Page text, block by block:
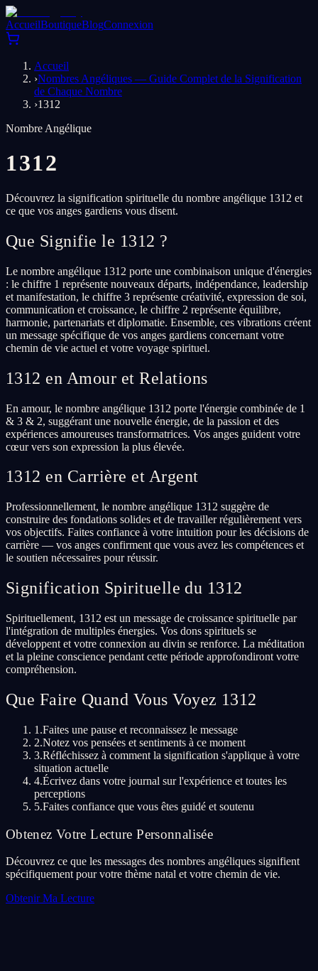
AccueilBoutiqueBlogConnexion
Accueil
›Nombres Angéliques — Guide Complet de la Signification
de Chaque Nombre
›1312
Nombre Angélique
1312
Découvrez la signification spirituelle du nombre angélique 1312 et
ce que vos anges gardiens vous disent.
Que Signifie le 1312 ?
Le nombre angélique 1312 porte une combinaison unique d'énergies
: le chiffre 1 représente nouveaux départs, indépendance, leadership
et manifestation, le chiffre 3 représente créativité, expression de soi,
communication et croissance, le chiffre 2 représente équilibre,
harmonie, partenariats et diplomatie. Ensemble, ces vibrations créent
un message spécifique de vos anges gardiens concernant votre
chemin de vie actuel et votre voyage spirituel.
1312 en Amour et Relations
En amour, le nombre angélique 1312 porte l'énergie combinée de 1
& 3 & 2, suggérant une nouvelle énergie, de la passion et des
expériences amoureuses transformatrices. Vos anges guident votre
cœur vers son expression la plus élevée.
1312 en Carrière et Argent
Professionnellement, le nombre angélique 1312 suggère de
construire des fondations solides et de travailler régulièrement vers
vos objectifs. Faites confiance à votre intuition pour les décisions de
carrière — vos anges confirment que vous avez les compétences et
le soutien nécessaires pour réussir.
Signification Spirituelle du 1312
Spirituellement, 1312 est un message de croissance spirituelle par
l'intégration de multiples énergies. Vos dons spirituels se
développent et votre connexion au divin se renforce. La méditation
et la pleine conscience pendant cette période approfondiront votre
compréhension.
Que Faire Quand Vous Voyez 1312
1.Faites une pause et reconnaissez le message
2.Notez vos pensées et sentiments à ce moment
3.Réfléchissez à comment la signification s'applique à votre
situation actuelle
4.Écrivez dans votre journal sur l'expérience et toutes les
perceptions
5.Faites confiance que vous êtes guidé et soutenu
Obtenez Votre Lecture Personnalisée
Découvrez ce que les messages des nombres angéliques signifient
spécifiquement pour votre thème natal et votre chemin de vie.
Obtenir Ma Lecture